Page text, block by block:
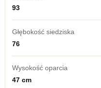
93
Głębokość siedziska
76
Wysokość oparcia
47 cm